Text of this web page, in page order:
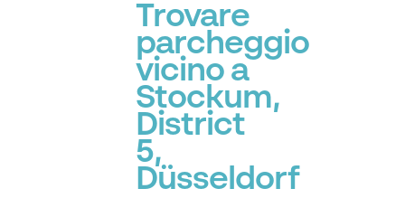
Trovare
parcheggio
vicino a
Stockum,
District
5,
Düsseldorf